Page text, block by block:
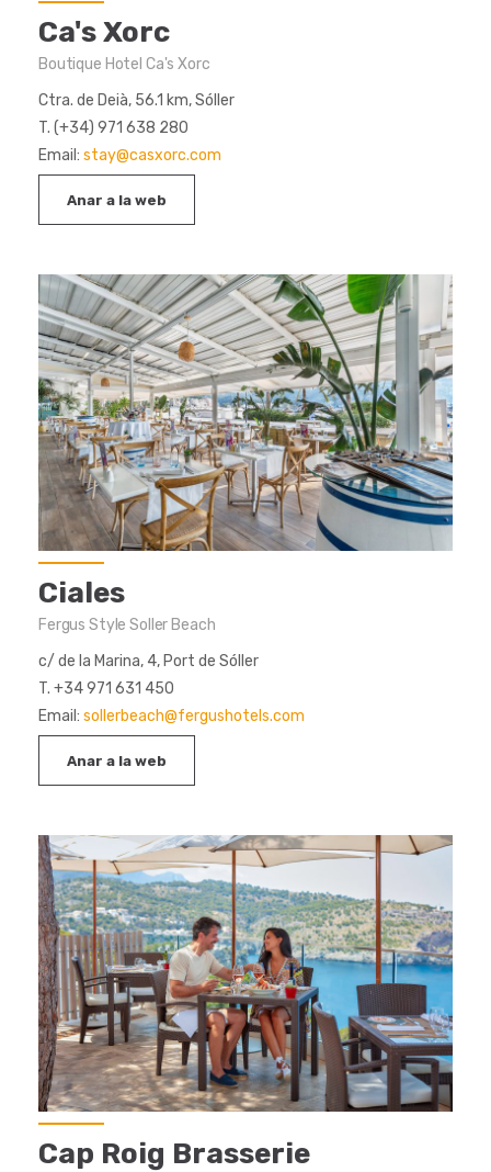
Ca's Xorc
Boutique Hotel Ca's Xorc
Ctra. de Deià, 56.1 km, Sóller
T. (+34) 971 638 280
Email: stay@casxorc.com
Anar a la web
Ciales
Fergus Style Soller Beach
c/ de la Marina, 4, Port de Sóller
T. +34 971 631 450
Email: sollerbeach@fergushotels.com
Anar a la web
Cap Roig Brasserie